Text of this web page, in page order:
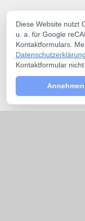
Diese Website nutzt
u. a. für Google
Kontaktformulars.
Datenschutzerklärung
Kontaktformular nicht
Annehmen